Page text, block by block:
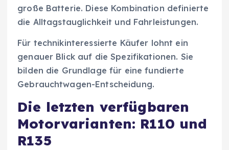
große Batterie. Diese Kombination definierte
die Alltagstauglichkeit und Fahrleistungen.
Für technikinteressierte Käufer lohnt ein
genauer Blick auf die Spezifikationen. Sie
bilden die Grundlage für eine fundierte
Gebrauchtwagen-Entscheidung.
Die letzten verfügbaren
Motorvarianten: R110 und
R135